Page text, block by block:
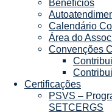
Benefícios
Calendário
Área do
Convenções
Certificações
PSVS –
SETCERGS